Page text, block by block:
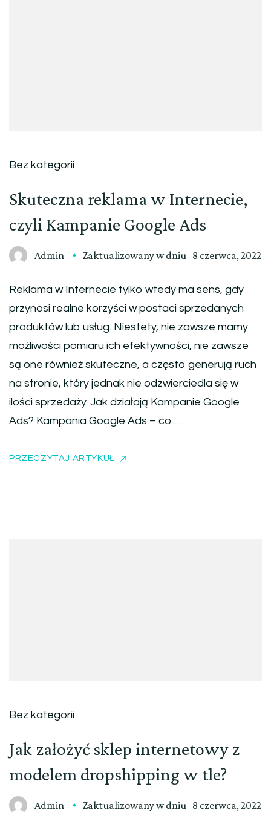
Bez kategorii
Skuteczna reklama w Internecie,
czyli Kampanie Google Ads
Admin Zaktualizowany w dniu 8 czerwca, 2022
Reklama w Internecie tylko wtedy ma sens, gdy
przynosi realne korzyści w postaci sprzedanych
produktów lub usług. Niestety, nie zawsze mamy
możliwości pomiaru ich efektywności, nie zawsze
są one również skuteczne, a często generują ruch
na stronie, który jednak nie odzwierciedla się w
ilości sprzedaży. Jak działają Kampanie Google
Ads? Kampania Google Ads – co …
PRZECZYTAJ ARTYKUŁ
Bez kategorii
Jak założyć sklep internetowy z
modelem dropshipping w tle?
Admin Zaktualizowany w dniu 8 czerwca, 2022